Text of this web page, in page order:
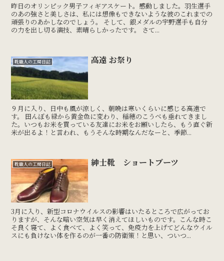
昨日のオリンピック男子フィギアスケート。感動しました。羽生選手
のあの強さと美しさは、私には想像もできないような彼のこれまでの
頑張りのあかしなのでしょう。 そして、銀メダルの宇野選手も自分
の力を出し切る演技、素晴らしかったです。 さて...
靴職人の工房日誌 高遠 お祭り
９月に入り、日中も風が涼しく、朝晩は寒いくらいに感じる高遠で
す。 田んぼも緑から黄金色に変わり、稲穂のこうべも垂れてきまし
た。いつもお米を買っている友達にお米をお願いしたら、もう直ぐ新
米が出るよ！と言われ、もうそんな時期なんだなーと、季節...
靴職人の工房日誌 紳士靴 ショートブーツ
3月に入り、新型コロナウイルスの影響はいたるところで広がってお
りますが、そんな暗い空気は早く消えてほしいものです。こんな時こ
そ良く寝て、よく食べて、よく笑って、免疫力を上げてどんなウイル
スにも負けない体を作るのが一番の防衛策！と思い、ついつ...